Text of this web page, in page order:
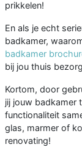
prikkelen!
En als je echt
badkamer,
badkamer
bij jou thuis
Kortom, door
jij jouw badkamer
functionaliteit
glas, marmer of
renovating!